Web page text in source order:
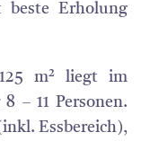
beste Erholung
m² liegt im
– 11 Personen.
Essbereich),